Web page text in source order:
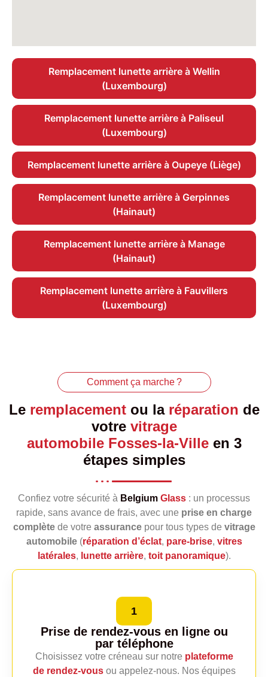
Remplacement lunette arrière à Wellin
(Luxembourg)
Remplacement lunette arrière à Paliseul
(Luxembourg)
Remplacement lunette arrière à Oupeye (Liège)
Remplacement lunette arrière à Gerpinnes
(Hainaut)
Remplacement lunette arrière à Manage
(Hainaut)
Remplacement lunette arrière à Fauvillers
(Luxembourg)
Comment ça marche ?
Le remplacementou la réparation de
votre vitrage
automobile Fosses-la-Villeen 3
étapes simples
Confiez votre sécurité à Belgium Glass : un processus
rapide, sans avance de frais, avec une prise en charge
complètede votre assurancepour tous types de vitrage
automobile(réparation d’éclat, pare‑brise, vitres
latérales, lunette arrière, toit panoramique).
1
Prise de rendez-vous en ligne ou
par téléphone
Choisissez votre créneau sur notre plateforme
de rendez‑vousou appelez‑nous. Nos équipes